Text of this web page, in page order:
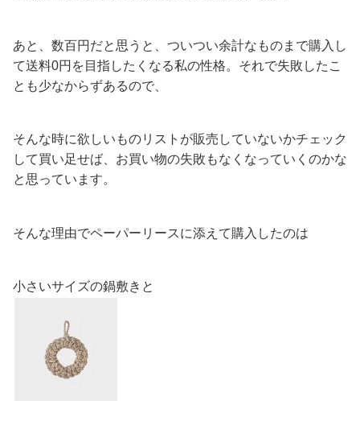
あと、数百円だと思うと、ついつい余計なものまで購入し
て送料0円を目指したくなる私の性格。それで失敗したこ
とも少なからずあるので、
そんな時に欲しいものリストが販売していないかチェック
して買い足せば、お買い物の失敗もなくなっていくのかな
と思っています。
そんな理由でペーパーリースに添えて購入したのは
小さいサイズの鍋敷きと